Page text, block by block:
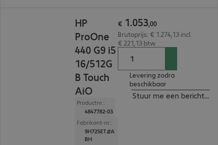
HP
ProOne
440 G9 i5
16/512G
B Touch
AiO
Productnr.:
4847782-03
Fabrikant-nr.:
9H725ET#A
BH
€ 1.053,00
Brutoprijs: € 1.274,13 incl.
€ 221,13 btw
Levering zodra
beschikbaar
Stuur me een bericht